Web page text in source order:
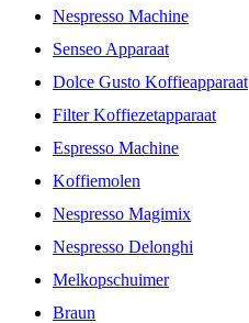
Nespresso Machine
Senseo Apparaat
Dolce Gusto Koffieapparaat
Filter Koffiezetapparaat
Espresso Machine
Koffiemolen
Nespresso Magimix
Nespresso Delonghi
Melkopschuimer
Braun